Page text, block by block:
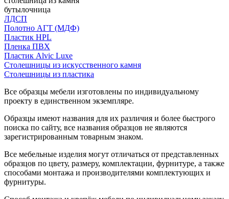
бутылочница
ЛДСП
Полотно АГТ (МДФ)
Пластик HPL
Пленка ПВХ
Пластик Alvic Luxe
Столешницы из искусственного камня
Столешницы из пластика
Все образцы мебели изготовлены по индивидуальному
проекту в единственном экземпляре.
Образцы имеют названия для их различия и более быстрого
поиска по сайту, все названия образцов не являются
зарегистрированным товарным знаком.
Все мебельные изделия могут отличаться от представленных
образцов по цвету, размеру, комплектации, фурнитуре, а также
способами монтажа и производителями комплектующих и
фурнитуры.